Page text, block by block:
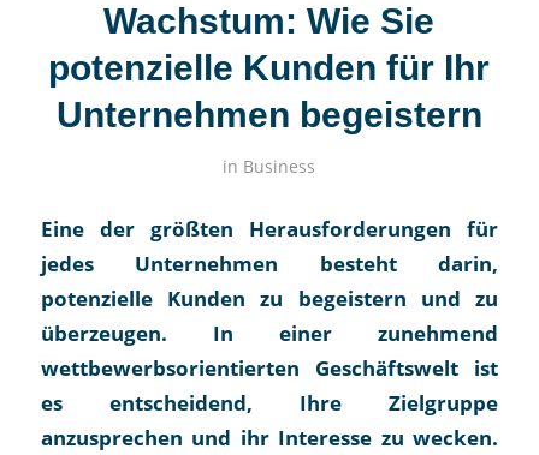
Wachstum: Wie Sie
potenzielle Kunden für Ihr
Unternehmen begeistern
in Business
Eine der größten Herausforderungen für
jedes Unternehmen besteht darin,
potenzielle Kunden zu begeistern und zu
überzeugen. In einer zunehmend
wettbewerbsorientierten Geschäftswelt ist
es entscheidend, Ihre Zielgruppe
anzusprechen und ihr Interesse zu wecken.